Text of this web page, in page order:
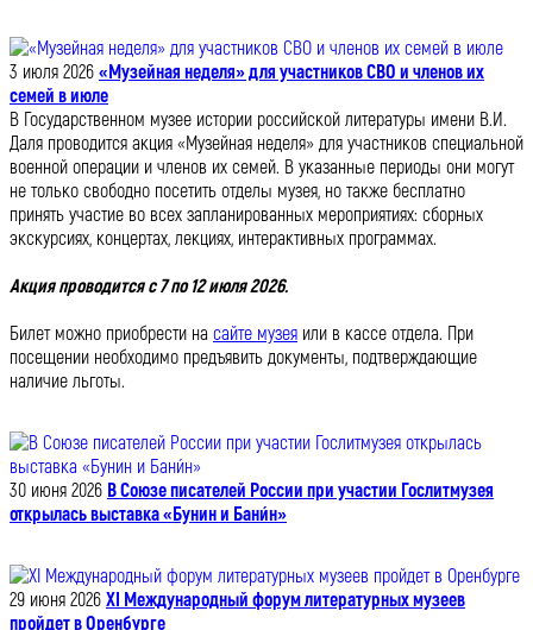
3 июля 2026 «Музейная неделя» для участников СВО и членов их
семей в июле
В Государственном музее истории российской литературы имени В.И.
Даля проводится акция «Музейная неделя» для участников специальной
военной операции и членов их семей. В указанные периоды они могут
не только свободно посетить отделы музея, но также бесплатно
принять участие во всех запланированных мероприятиях: сборных
экскурсиях, концертах, лекциях, интерактивных программах.
Акция проводится с 7 по 12 июля 2026.
Билет можно приобрести на сайте музея или в кассе отдела. При
посещении необходимо предъявить документы, подтверждающие
наличие льготы.
30 июня 2026 В Союзе писателей России при участии Гослитмузея
открылась выставка «Бунин и Бани́н»
29 июня 2026 XI Международный форум литературных музеев
пройдет в Оренбурге